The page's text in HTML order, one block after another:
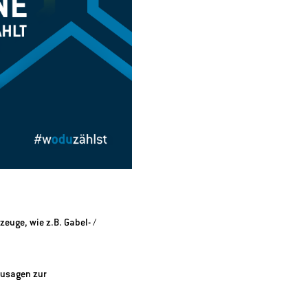
wie z.B. Gabel- /
zur